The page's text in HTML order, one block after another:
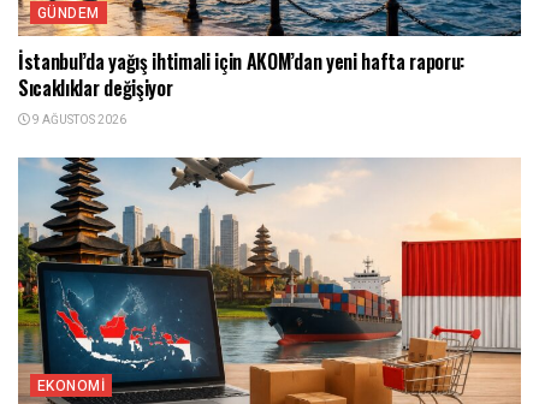
GÜNDEM
İstanbul’da yağış ihtimali için AKOM’dan yeni hafta raporu:
Sıcaklıklar değişiyor
9 AĞUSTOS 2026
EKONOMI